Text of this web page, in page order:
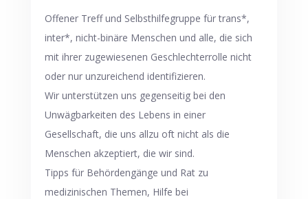
Offener Treff und Selbsthilfegruppe für trans*,
inter*, nicht-binäre Menschen und alle, die sich
mit ihrer zugewiesenen Geschlechterrolle nicht
oder nur unzureichend identifizieren.
Wir unterstützen uns gegenseitig bei den
Unwägbarkeiten des Lebens in einer
Gesellschaft, die uns allzu oft nicht als die
Menschen akzeptiert, die wir sind.
Tipps für Behördengänge und Rat zu
medizinischen Themen, Hilfe bei